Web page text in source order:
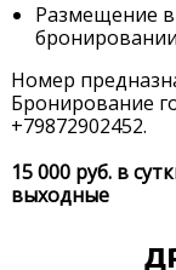
Размещение
Номер
Бронирование
+79872902452.
15 000 руб. в
выходные